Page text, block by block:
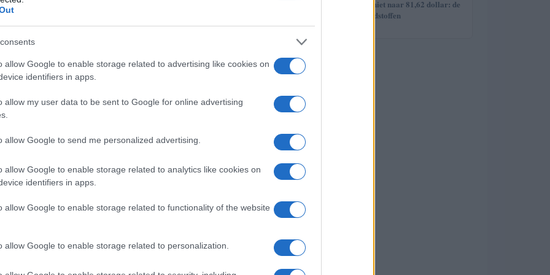
allow Google to enable storage related to advertising like cookies on
identifiers in apps.
allow my user data to be sent to Google for online advertising
allow Google to send me personalized advertising.
allow Google to enable storage related to analytics like cookies on
identifiers in apps.
allow Google to enable storage related to functionality of the website
allow Google to enable storage related to personalization.
van economische achteruitgang. Maar met deze
de rente zal verlagen. Dit betekent dat we
zelfs als sommige mensen hopen op grote
5
Brent olieprijs schiet naar 81,62 dollar: de
week van de grondstoffen